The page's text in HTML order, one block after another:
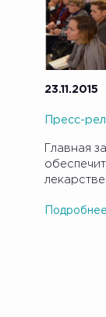
23.11.2015
Пресс-
Главная